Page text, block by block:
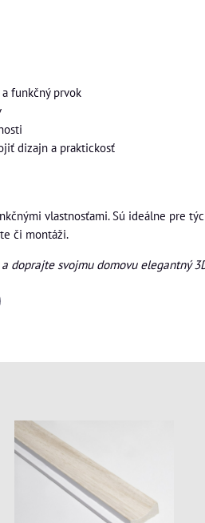
funkčný prvok
dizajn a praktickosť
vlastnosťami. Sú ideálne pre
či montáži.
doprajte svojmu domovu elegantný